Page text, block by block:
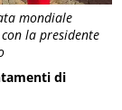
mondiale
la presidente
di